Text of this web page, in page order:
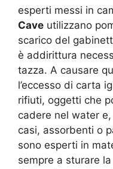
esperti messi in
Cave utilizzano
scarico del
è addirittura
tazza. A causare
l’eccesso di carta
rifiuti, oggetti che
cadere nel water
casi, assorbenti o
sono esperti in
sempre a sturare